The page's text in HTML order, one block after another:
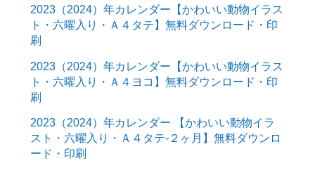
2023（2024）年カレンダー【かわいい動物イラス
ト・六曜入り・Ａ４タテ】無料ダウンロード・印
刷
2023（2024）年カレンダー【かわいい動物イラス
ト・六曜入り・Ａ４ヨコ】無料ダウンロード・印
刷
2023（2024）年カレンダー 【かわいい動物イラ
スト・六曜入り・Ａ４タテ-２ヶ月】無料ダウンロ
ード・印刷